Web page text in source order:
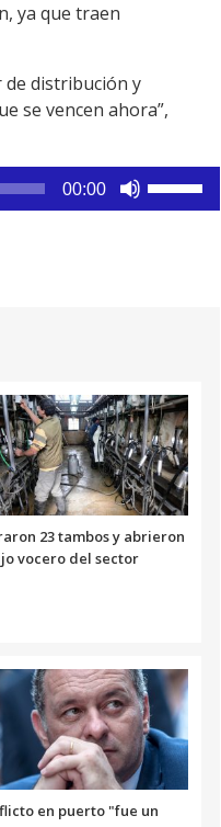
ya que traen
de distribución y
se vencen ahora”,
00:00
disminuir
el
volumen.
23 tambos y abrieron
vocero del sector
en puerto "fue un